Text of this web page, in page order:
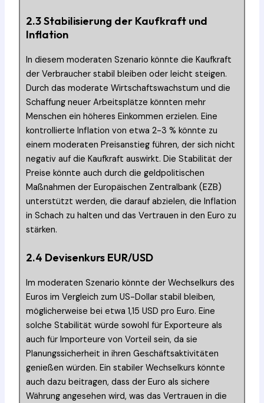
2.3 Stabilisierung der Kaufkraft und
Inflation
In diesem moderaten Szenario könnte die Kaufkraft
der Verbraucher stabil bleiben oder leicht steigen.
Durch das moderate Wirtschaftswachstum und die
Schaffung neuer Arbeitsplätze könnten mehr
Menschen ein höheres Einkommen erzielen. Eine
kontrollierte Inflation von etwa 2-3 % könnte zu
einem moderaten Preisanstieg führen, der sich nicht
negativ auf die Kaufkraft auswirkt. Die Stabilität der
Preise könnte auch durch die geldpolitischen
Maßnahmen der Europäischen Zentralbank (EZB)
unterstützt werden, die darauf abzielen, die Inflation
in Schach zu halten und das Vertrauen in den Euro zu
stärken.
2.4 Devisenkurs EUR/USD
Im moderaten Szenario könnte der Wechselkurs des
Euros im Vergleich zum US-Dollar stabil bleiben,
möglicherweise bei etwa 1,15 USD pro Euro. Eine
solche Stabilität würde sowohl für Exporteure als
auch für Importeure von Vorteil sein, da sie
Planungssicherheit in ihren Geschäftsaktivitäten
genießen würden. Ein stabiler Wechselkurs könnte
auch dazu beitragen, dass der Euro als sichere
Währung angesehen wird, was das Vertrauen in die